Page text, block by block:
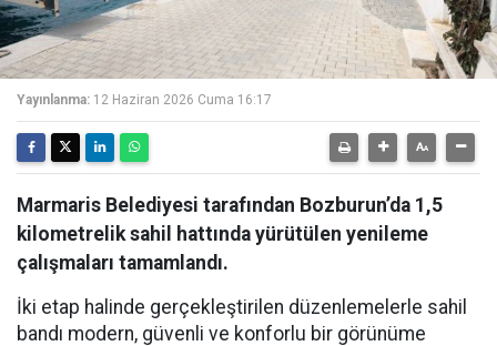
Yayınlanma: 12 Haziran 2026 Cuma 16:17
Marmaris Belediyesi tarafından Bozburun’da 1,5
kilometrelik sahil hattında yürütülen yenileme
çalışmaları tamamlandı.
İki etap halinde gerçekleştirilen düzenlemelerle sahil
bandı modern, güvenli ve konforlu bir görünüme